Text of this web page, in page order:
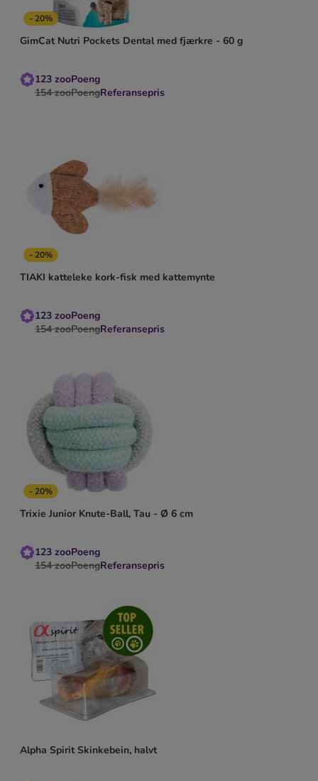
- 20%
GimCat Nutri Pockets Dental med fjærkre - 60 g
123 zooPoeng
154 zooPoengReferansepris
- 20%
TIAKI katteleke kork-fisk med kattemynte
123 zooPoeng
154 zooPoengReferansepris
- 20%
Trixie Junior Knute-Ball, Tau - Ø 6 cm
123 zooPoeng
154 zooPoengReferansepris
Alpha Spirit Skinkebein, halvt